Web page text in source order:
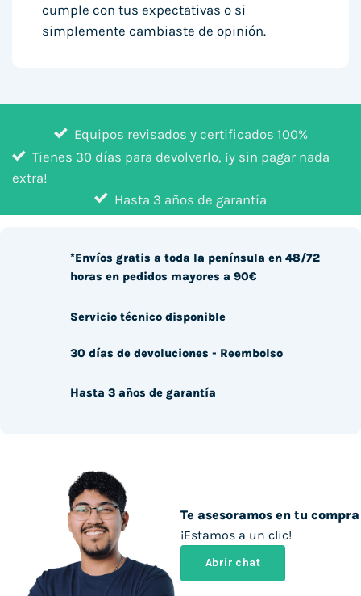
cumple con tus expectativas o si
simplemente cambiaste de opinión.
Equipos revisados y certificados 100%
Tienes 30 días para devolverlo, ¡y sin pagar nada
extra!
Hasta 3 años de garantía
Te asesoramos en tu compra
¡Estamos a un clic!
Abrir chat
*Envíos gratis a toda la península en 48/72
horas en pedidos mayores a 90€
Servicio técnico disponible
30 días de devoluciones - Reembolso
Hasta 3 años de garantía